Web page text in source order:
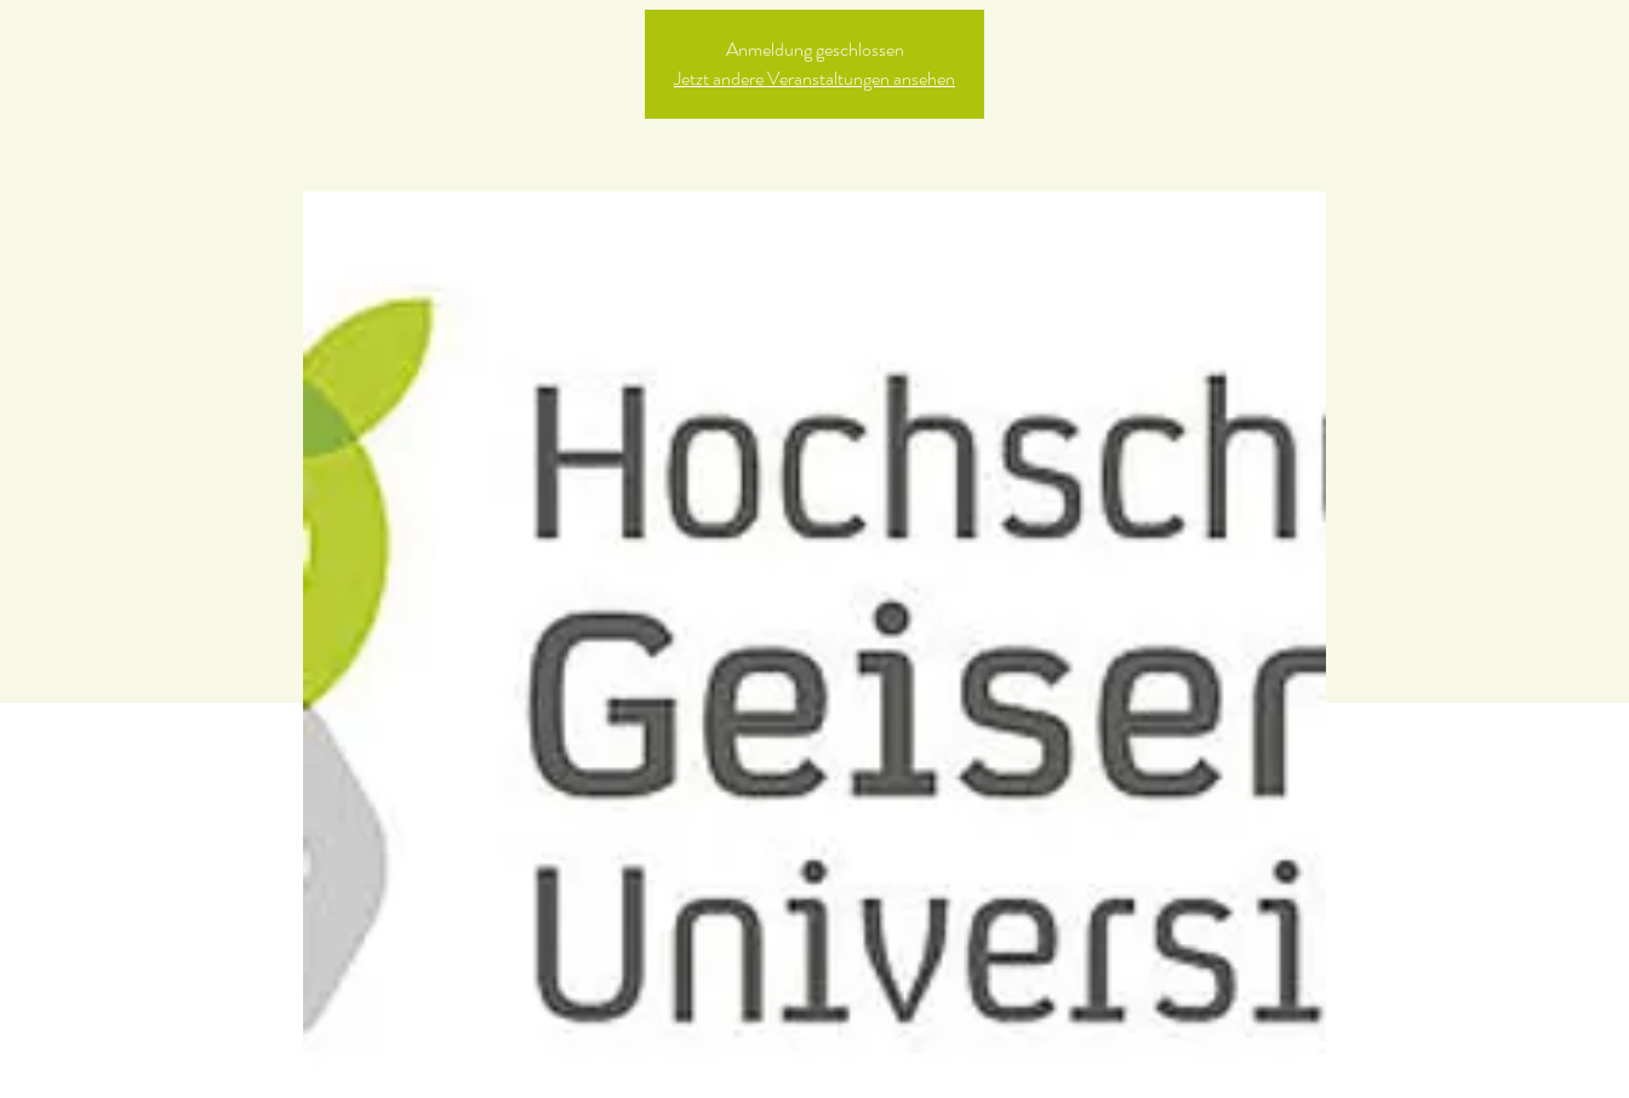
Anmeldung geschlossen
Jetzt andere Veranstaltungen ansehen